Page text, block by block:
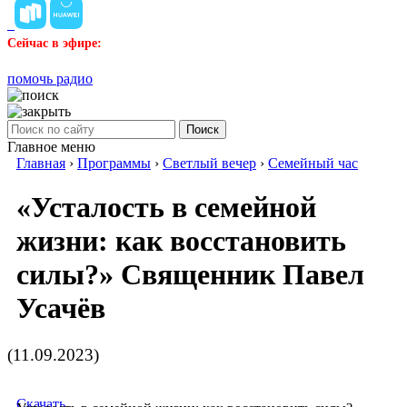
Сейчас в эфире:
помочь радио
Поиск
Главное меню
Главная › Программы › Светлый вечер › Семейный час
«Усталость в семейной
жизни: как восстановить
силы?» Священник Павел
Усачёв
(11.09.2023)
Скачать